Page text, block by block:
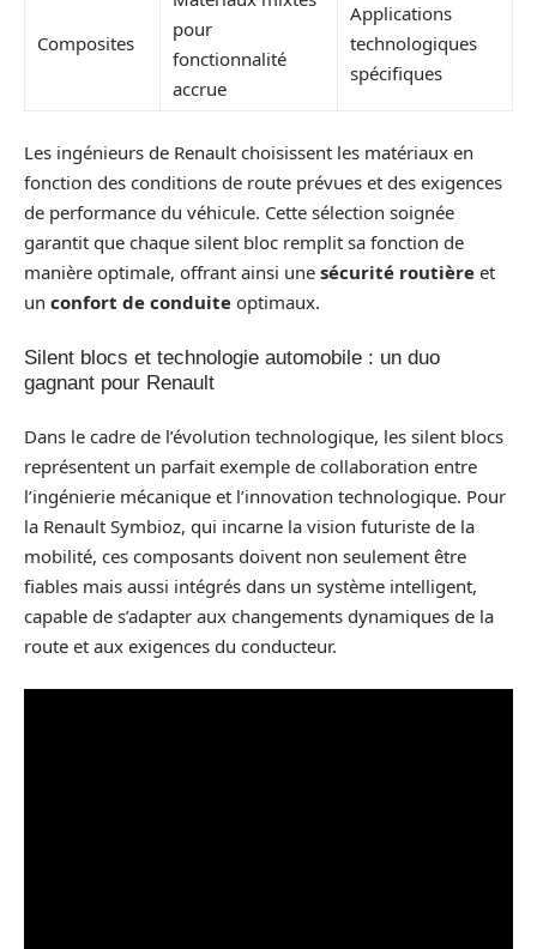
Composites
pour
fonctionnalité
accrue
Applications
technologiques
spécifiques
Les ingénieurs de Renault choisissent les matériaux en
fonction des conditions de route prévues et des exigences
de performance du véhicule. Cette sélection soignée
garantit que chaque silent bloc remplit sa fonction de
manière optimale, offrant ainsi une sécurité routière et
un confort de conduite optimaux.
Silent blocs et technologie automobile : un duo
gagnant pour Renault
Dans le cadre de l’évolution technologique, les silent blocs
représentent un parfait exemple de collaboration entre
l’ingénierie mécanique et l’innovation technologique. Pour
la Renault Symbioz, qui incarne la vision futuriste de la
mobilité, ces composants doivent non seulement être
fiables mais aussi intégrés dans un système intelligent,
capable de s’adapter aux changements dynamiques de la
route et aux exigences du conducteur.